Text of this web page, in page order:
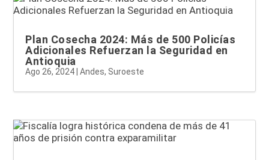
Plan Cosecha 2024: Más de 500 Policías
Adicionales Refuerzan la Seguridad en
Antioquia
Ago 26, 2024 |Andes, Suroeste